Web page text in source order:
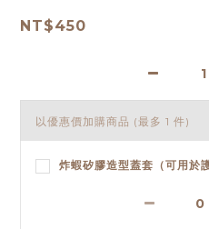
NT$450
以優惠價加購商品 (最多 1 件)
炸蝦矽膠造型蓋套（可用於